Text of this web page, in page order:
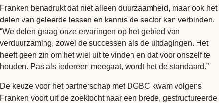
Franken benadrukt dat niet alleen duurzaamheid, maar ook het
delen van geleerde lessen en kennis de sector kan verbinden.
“We delen graag onze ervaringen op het gebied van
verduurzaming, zowel de successen als de uitdagingen. Het
heeft geen zin om het wiel uit te vinden en dat voor onszelf te
houden. Pas als iedereen meegaat, wordt het de standaard.”
De keuze voor het partnerschap met DGBC kwam volgens
Franken voort uit de zoektocht naar een brede, gestructureerde